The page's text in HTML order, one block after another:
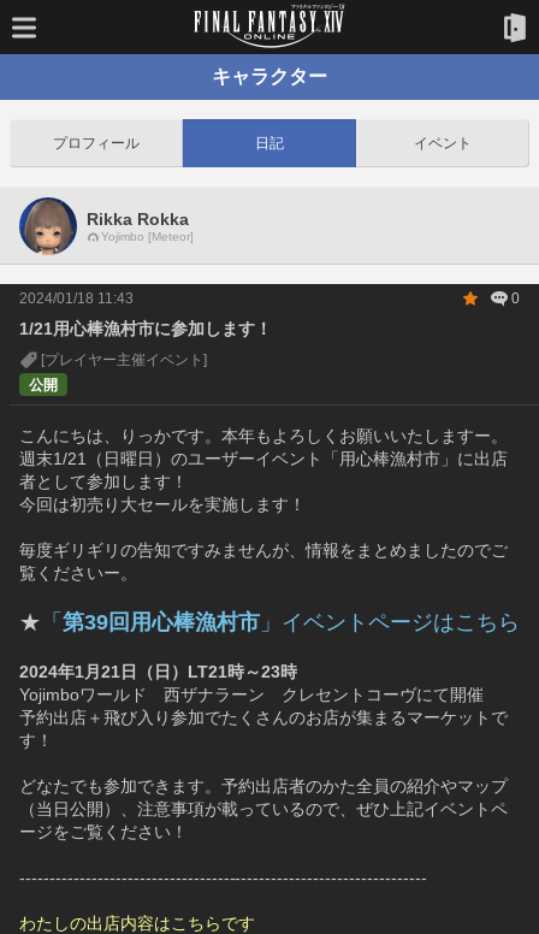
キャラクター
プロフィール 日記 イベント
Rikka Rokka
Yojimbo [Meteor]
2024/01/18 11:43 0
1/21用心棒漁村市に参加します！
[プレイヤー主催イベント]
公開
こんにちは、りっかです。本年もよろしくお願いいたしますー。
週末1/21（日曜日）のユーザーイベント「用心棒漁村市」に出店
者として参加します！
今回は初売り大セールを実施します！
毎度ギリギリの告知ですみませんが、情報をまとめましたのでご
覧くださいー。
★ 「 第39回用心棒漁村市」イベントページはこちら
2024年1月21日（日）LT21時～23時
Yojimboワールド　西ザナラーン　クレセントコーヴにて開催
予約出店＋飛び入り参加でたくさんのお店が集まるマーケットで
す！
どなたでも参加できます。予約出店者のかた全員の紹介やマップ
（当日公開）、注意事項が載っているので、ぜひ上記イベントペ
ージをご覧ください！
--------------------------------------------------------------------
わたしの出店内容はこちらです